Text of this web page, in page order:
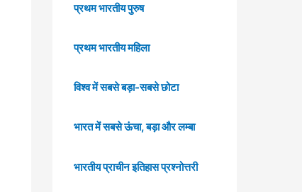
प्रथम भारतीय पुरुष
प्रथम भारतीय महिला
विश्व में सबसे बड़ा-सबसे छोटा
भारत में सबसे ऊंचा, बड़ा और लम्बा
भारतीय प्राचीन इतिहास प्रश्नोत्तरी